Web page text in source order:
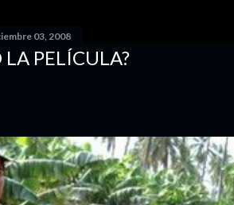
03, 2008
LA PELÍCULA?